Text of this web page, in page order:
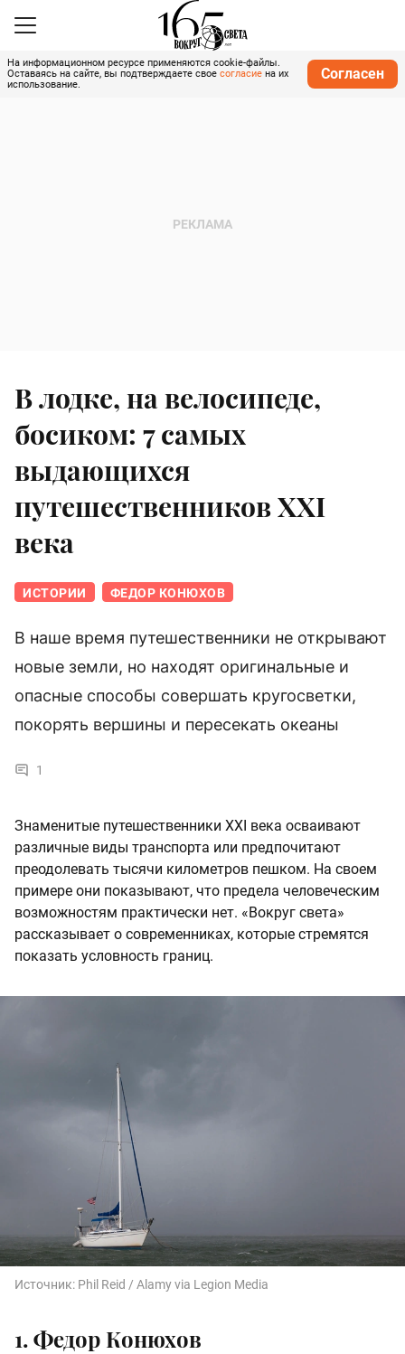
На информационном ресурсе применяются cookie-файлы.
Оставаясь на сайте, вы подтверждаете свое согласие на их
использование.
Согласен
В лодке, на велосипеде,
босиком: 7 самых
выдающихся
путешественников XXI
века
ИСТОРИИ ФЕДОР КОНЮХОВ
В наше время путешественники не открывают
новые земли, но находят оригинальные и
опасные способы совершать кругосветки,
покорять вершины и пересекать океаны
1
Знаменитые путешественники XXI века осваивают
различные виды транспорта или предпочитают
преодолевать тысячи километров пешком. На своем
примере они показывают, что предела человеческим
возможностям практически нет. «Вокруг света»
рассказывает о современниках, которые стремятся
показать условность границ.
Источник: Phil Reid / Alamy via Legion Media
1. Федор Конюхов